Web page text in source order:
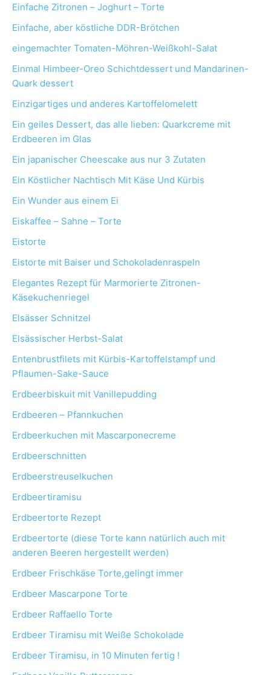
Einfache Zitronen – Joghurt – Torte
Einfache, aber köstliche DDR-Brötchen
eingemachter Tomaten-Möhren-Weißkohl-Salat
Einmal Himbeer-Oreo Schichtdessert und Mandarinen-
Quark dessert
Einzigartiges und anderes Kartoffelomelett
Ein geiles Dessert, das alle lieben: Quarkcreme mit
Erdbeeren im Glas
Ein japanischer Cheescake aus nur 3 Zutaten
Ein Köstlicher Nachtisch Mit Käse Und Kürbis
Ein Wunder aus einem Ei
Eiskaffee – Sahne – Torte
Eistorte
Eistorte mit Baiser und Schokoladenraspeln
Elegantes Rezept für Marmorierte Zitronen-
Käsekuchenriegel
Elsässer Schnitzel
Elsässischer Herbst-Salat
Entenbrustfilets mit Kürbis-Kartoffelstampf und
Pflaumen-Sake-Sauce
Erdbeerbiskuit mit Vanillepudding
Erdbeeren – Pfannkuchen
Erdbeerkuchen mit Mascarponecreme
Erdbeerschnitten
Erdbeerstreuselkuchen
Erdbeertiramisu
Erdbeertorte Rezept
Erdbeertorte (diese Torte kann natürlich auch mit
anderen Beeren hergestellt werden)
Erdbeer Frischkäse Torte,gelingt immer
Erdbeer Mascarpone Torte
Erdbeer Raffaello Torte
Erdbeer Tiramisu mit Weiße Schokolade
Erdbeer Tiramisu, in 10 Minuten fertig !